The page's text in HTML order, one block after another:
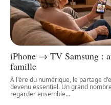
iPhone → TV Samsung :
famille
À l'ère du numérique, le partage
devenu essentiel. Un grand
regarder ensemble…